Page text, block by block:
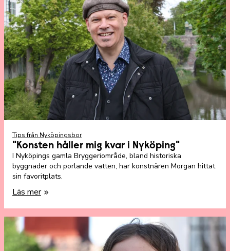
Tips från Nyköpingsbor
"Konsten håller mig kvar i Nyköping"
I Nyköpings gamla Bryggeriområde, bland historiska
byggnader och porlande vatten, har konstnären Morgan hittat
sin favoritplats.
Läs mer